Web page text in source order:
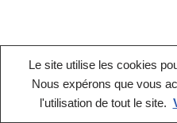
Mentions légales
Le site utilise les cookies
Nous expérons que vous
l'utilisation de tout le site.